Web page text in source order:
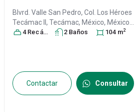
Blvrd. Valle San Pedro, Col. Los Héroes
Tecámac II, Tecámac, México, México
C.P. 55764, ID:30449082
4 Recámara s 2 Baños 104 m2
Contactar Consultar